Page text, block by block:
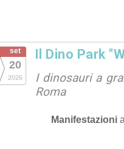
set
20
2026
Il Dino Park
I dinosauri a
Roma
Manifestazioni